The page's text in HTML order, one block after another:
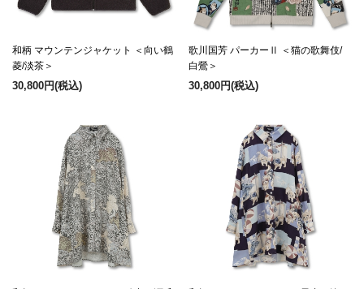
和柄 マウンテンジャケット ＜向い鶴
菱/淡茶＞
30,800円(税込)
歌川国芳 パーカーⅡ ＜猫の歌舞伎/
白鶯＞
30,800円(税込)